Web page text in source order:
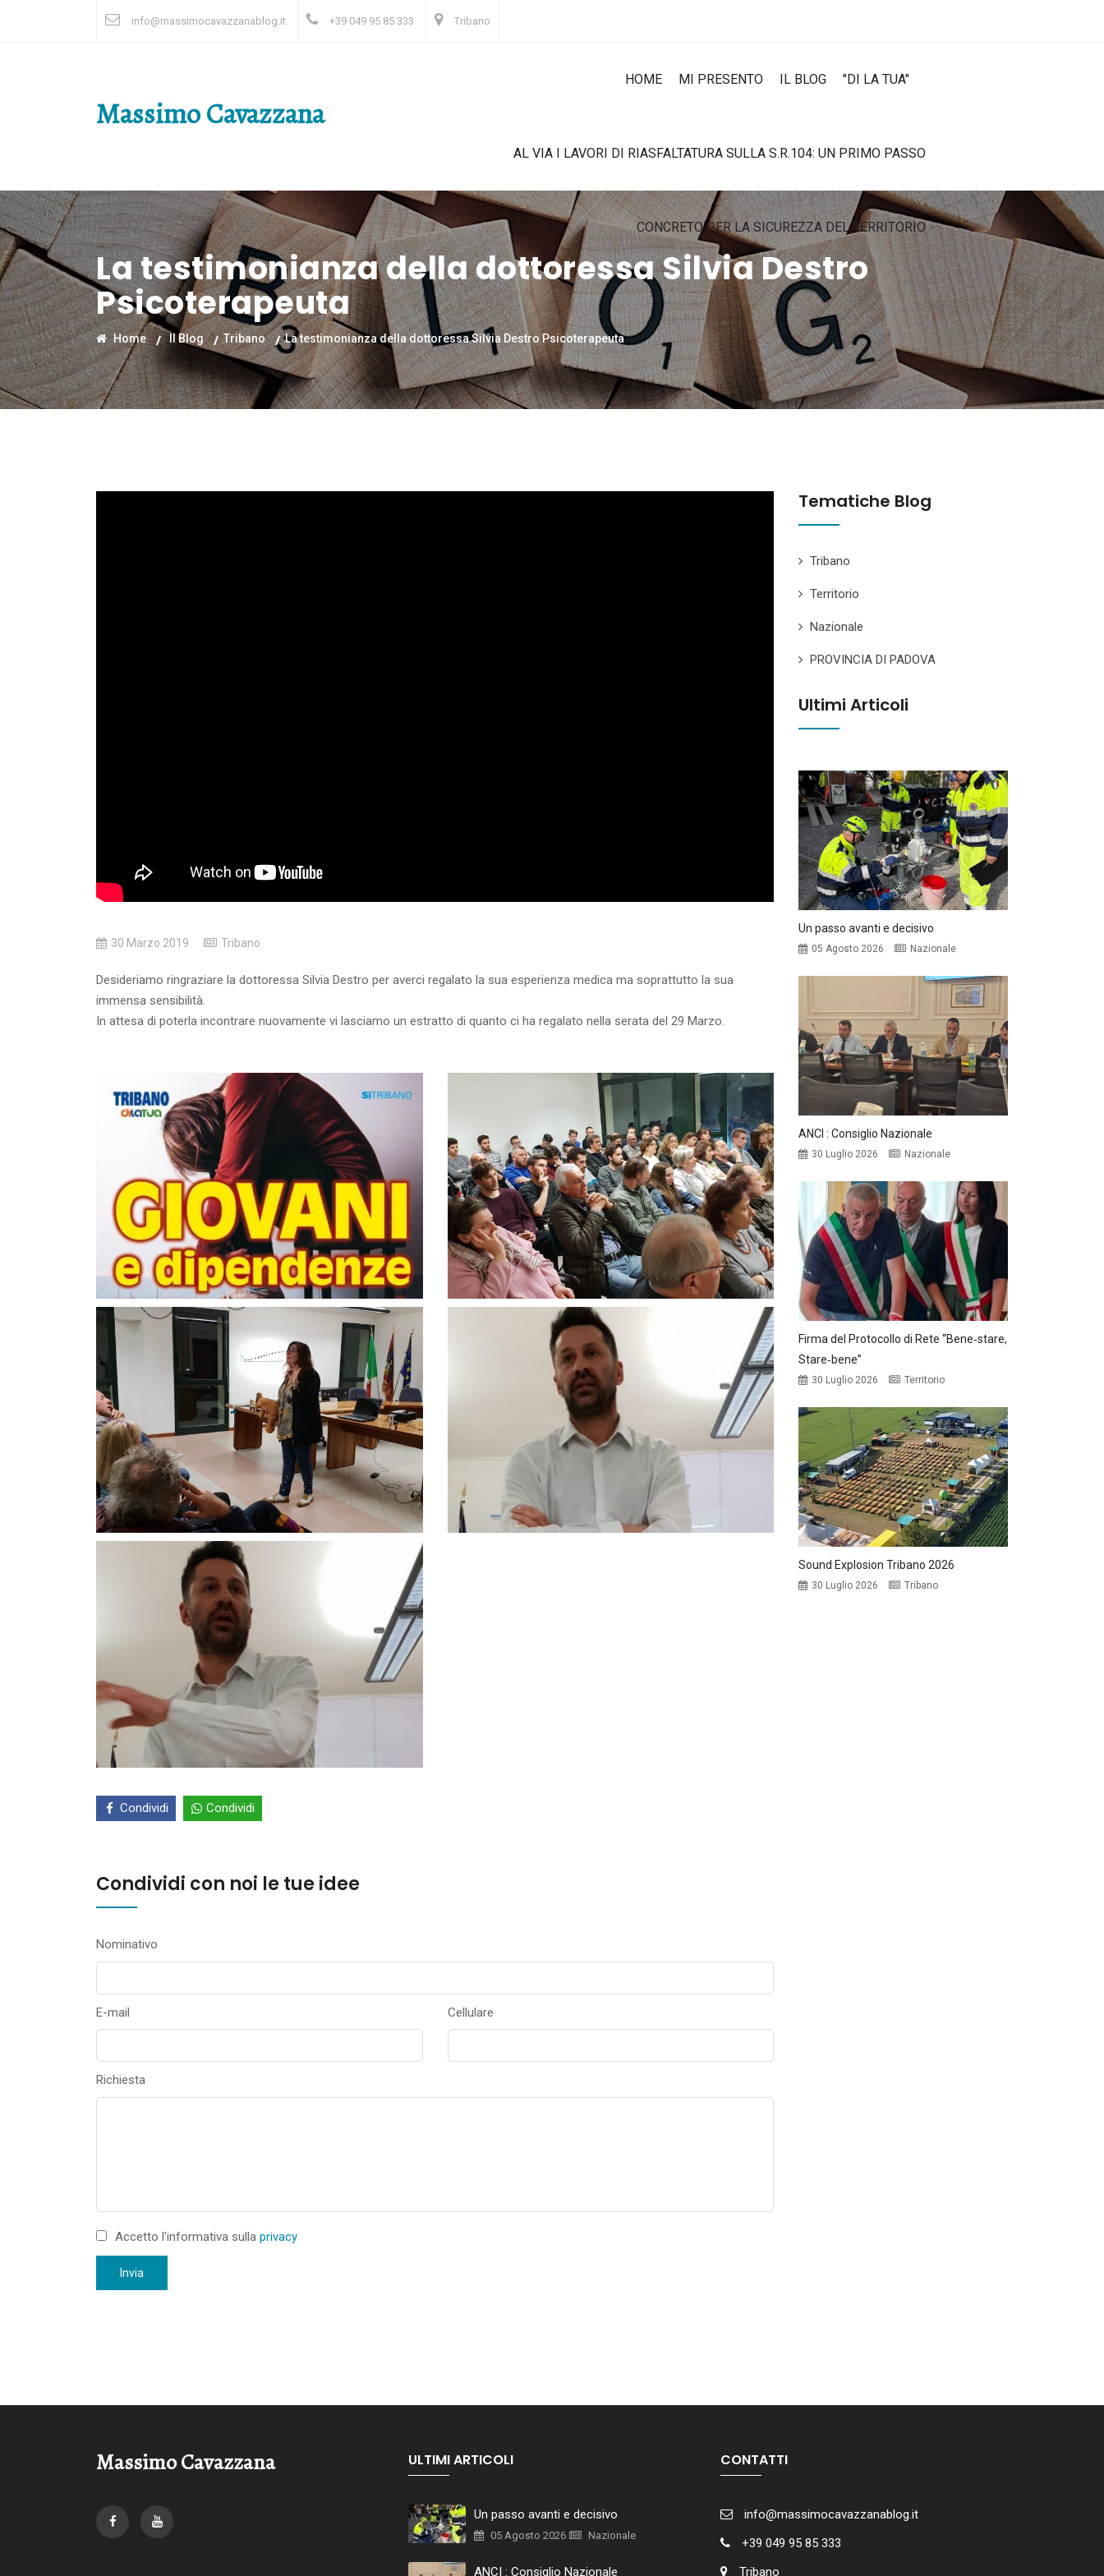
info@massimocavazzanablog.it +39 049 95 85 333 Tribano
Massimo Cavazzana
HOME MI PRESENTO IL BLOG "DI LA TUA"
AL VIA I LAVORI DI RIASFALTATURA SULLA S.R.104: UN PRIMO PASSO
CONCRETO PER LA SICUREZZA DEL TERRITORIO
La testimonianza della dottoressa Silvia Destro
Psicoterapeuta
Home Il Blog Tribano La testimonianza della dottoressa Silvia Destro Psicoterapeuta
30 Marzo 2019 Tribano
Desideriamo ringraziare la dottoressa Silvia Destro per averci regalato la sua esperienza medica ma soprattutto la sua
immensa sensibilità.
In attesa di poterla incontrare nuovamente vi lasciamo un estratto di quanto ci ha regalato nella serata del 29 Marzo.
Condividi Condividi
Condividi con noi le tue idee
Nominativo
E-mail Cellulare
Richiesta
Accetto l'informativa sulla privacy
Invia
Tematiche Blog
Tribano
Territorio
Nazionale
PROVINCIA DI PADOVA
Ultimi Articoli
Un passo avanti e decisivo
05 Agosto 2026 Nazionale
ANCI : Consiglio Nazionale
30 Luglio 2026 Nazionale
Firma del Protocollo di Rete “Bene‑stare,
Stare‑bene”
30 Luglio 2026 Territorio
Sound Explosion Tribano 2026
30 Luglio 2026 Tribano
Massimo Cavazzana ULTIMI ARTICOLI
Un passo avanti e decisivo
05 Agosto 2026 Nazionale
ANCI : Consiglio Nazionale
CONTATTI
info@massimocavazzanablog.it
+39 049 95 85 333
Tribano